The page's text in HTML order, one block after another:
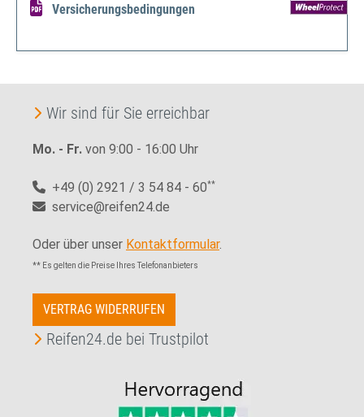
Versicherungsbedingungen
Wir sind für Sie erreichbar
Mo. - Fr. von 9:00 - 16:00 Uhr
+49 (0) 2921 / 3 54 84 - 60**
service@reifen24.de
Oder über unser Kontaktformular.
** Es gelten die Preise Ihres Telefonanbieters
VERTRAG WIDERRUFEN
Reifen24.de bei Trustpilot